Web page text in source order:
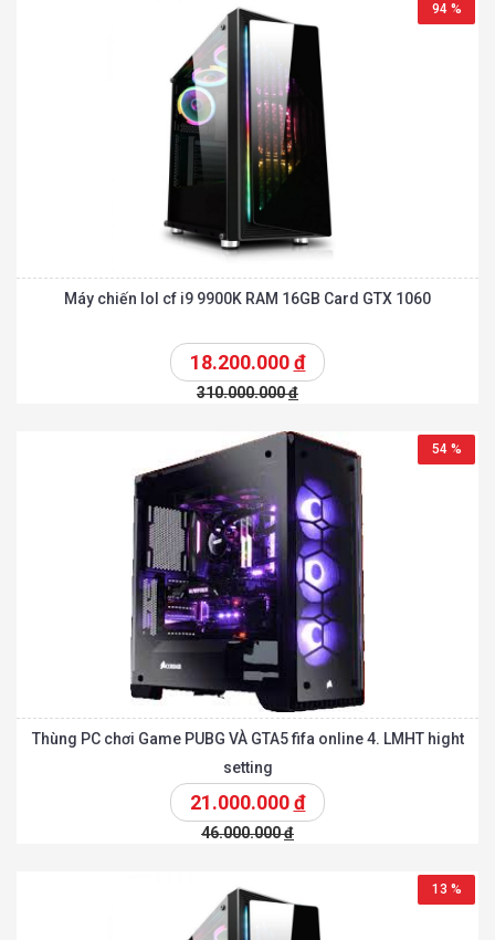
94 %
Máy chiến lol cf i9 9900K RAM 16GB Card GTX 1060
18.200.000đ
310.000.000đ
54 %
Thùng PC chơi Game PUBG VÀ GTA5 fifa online 4. LMHT hight
setting
21.000.000đ
46.000.000đ
13 %